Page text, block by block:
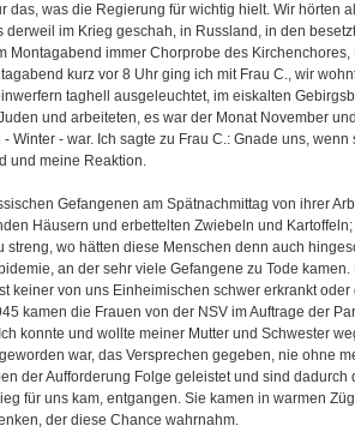
das, was die Regierung für wichtig hielt. Wir hörten
derweil im Krieg geschah, in Russland, in den
Montagabend immer Chorprobe des
kurz vor 8 Uhr ging ich mit Frau C., wir
taghell ausgeleuchtet, im eiskalten
und arbeiteten, es war der Monat November
- Winter - war. Ich sagte zu Frau C.: Gnade uns,
und meine Reaktion.
Gefangenen am Spätnachmittag von ihrer
Häusern und erbettelten Zwiebeln und
streng, wo hätten diese Menschen denn auch
an der sehr viele Gefangene zu Tode
keiner von uns Einheimischen schwer erkrankt oder
kamen die Frauen von der NSV im Auftrage der
konnte und wollte meiner Mutter und Schwester
war, das Versprechen gegeben, nie ohne
der Aufforderung Folge geleistet und sind
für uns kam, entgangen. Sie kamen in warmen
der diese Chance wahrnahm.